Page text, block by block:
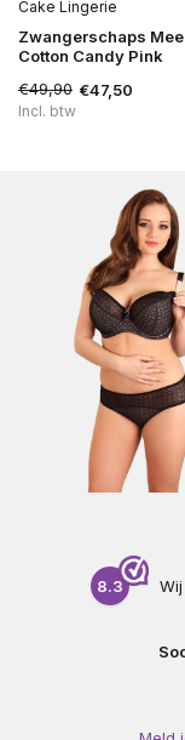
Cake Lingerie
Zwangerschaps
Cotton Candy Pink
€49,90 €47,50
Incl. btw
8.3